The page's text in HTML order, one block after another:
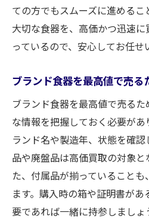
ての方でもスムーズに進める
大切な食器を、高価かつ迅速
っているので、安心してお任せ
ブランド食器を最高値で売る
ブランド食器を最高値で売る
な情報を把握しておく必要が
ランド名や製造年、状態を確
品や廃盤品は高価買取の対象
た、付属品が揃っていること
ます。購入時の箱や証明書が
要であれば一緒に持参しまし